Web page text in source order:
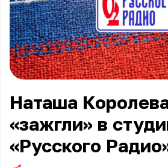
Наташа
«зажгли» в
«Русского